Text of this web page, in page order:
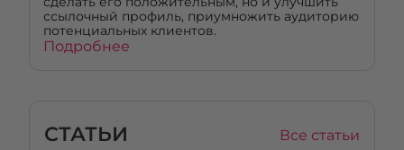
СТАТЬИ Все статьи
ссылочный профиль, приумножить аудиторию
потенциальных клиентов.
Подробнее